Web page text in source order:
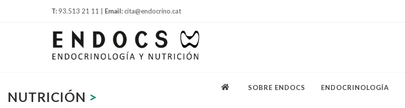
T: 93.513 21 11 | Email:cita@endocrino.cat
SOBRE ENDOCS ENDOCRINOLOGÍA
NUTRICIÓN >